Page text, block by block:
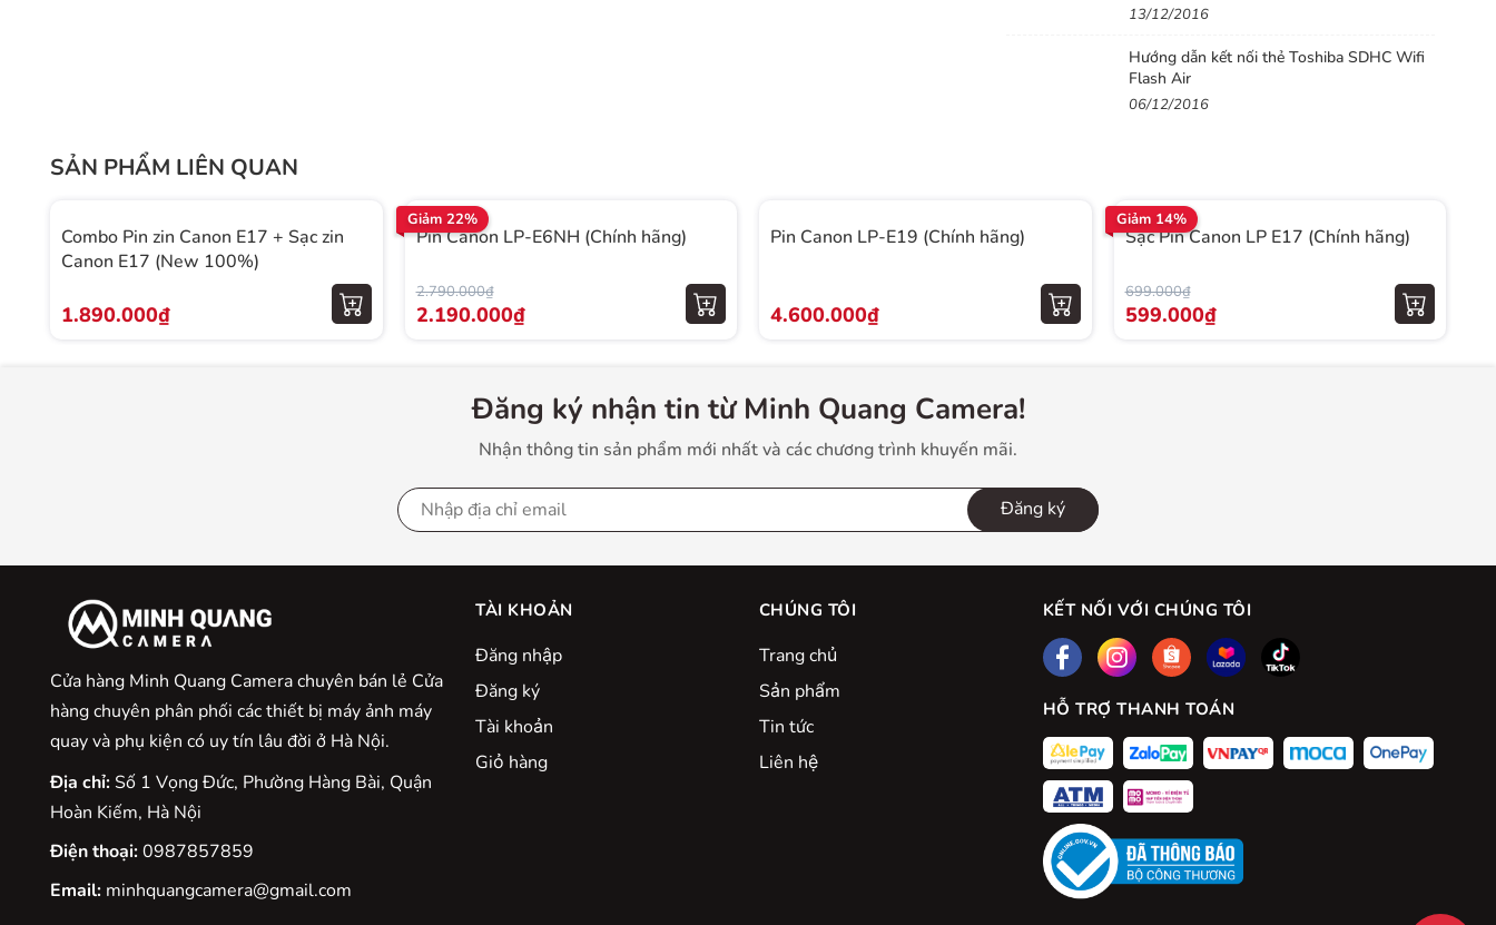
13/12/2016
Hướng dẫn kết nối thẻ Toshiba SDHC Wifi
Flash Air
06/12/2016
SẢN PHẨM LIÊN QUAN
Combo Pin zin Canon E17 + Sạc zin
Canon E17 (New 100%)
1.890.000₫
Giảm 22%
Pin Canon LP-E6NH (Chính hãng)
2.790.000₫
2.190.000₫
Pin Canon LP-E19 (Chính hãng)
4.600.000₫
Giảm 14%
Sạc Pin Canon LP E17 (Chính hãng)
699.000₫
599.000₫
Đăng ký nhận tin từ Minh Quang Camera!
Nhận thông tin sản phẩm mới nhất và các chương trình khuyến mãi.
Đăng ký
Cửa hàng Minh Quang Camera chuyên bán lẻ Cửa
hàng chuyên phân phối các thiết bị máy ảnh máy
quay và phụ kiện có uy tín lâu đời ở Hà Nội.
Địa chỉ:Số 1 Vọng Đức, Phường Hàng Bài, Quận
Hoàn Kiếm, Hà Nội
Điện thoại:0987857859
Email: minhquangcamera@gmail.com
TÀI KHOẢN
Đăng nhập
Đăng ký
Tài khoản
Giỏ hàng
CHÚNG TÔI
Trang chủ
Sản phẩm
Tin tức
Liên hệ
KẾT NỐI VỚI CHÚNG TÔI
HỖ TRỢ THANH TOÁN